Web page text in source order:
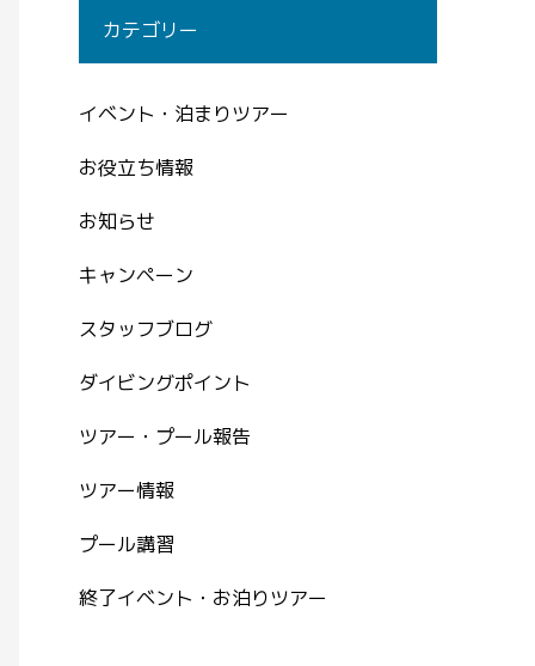
カテゴリー
イベント・泊まりツアー
お役立ち情報
お知らせ
キャンペーン
スタッフブログ
ダイビングポイント
ツアー・プール報告
ツアー情報
プール講習
終了イベント・お泊りツアー